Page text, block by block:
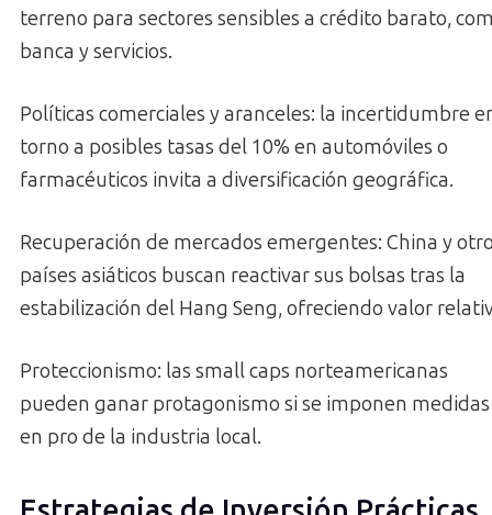
terreno para sectores sensibles a crédito barato,
banca y servicios.
Políticas comerciales y aranceles: la incertidumbre
torno a posibles tasas del 10% en automóviles o
farmacéuticos invita a diversificación geográfica.
Recuperación de mercados emergentes: China y
países asiáticos buscan reactivar sus bolsas tras la
estabilización del Hang Seng, ofreciendo valor
Proteccionismo: las small caps norteamericanas
pueden ganar protagonismo si se imponen medidas
en pro de la industria local.